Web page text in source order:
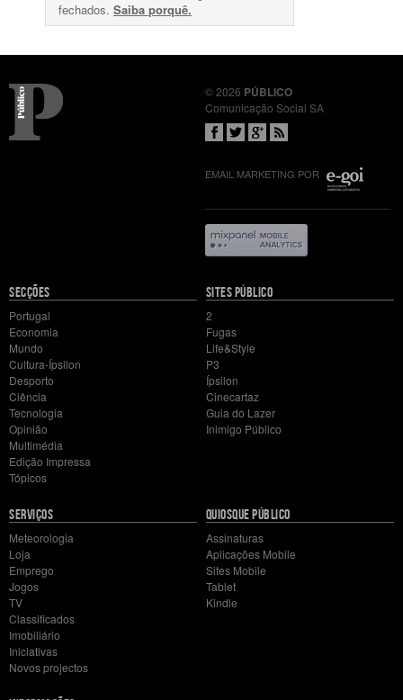
fechados.Saiba porquê.
© 2026 PÚBLICO
Comunicação Social SA
EMAIL MARKETING POR
Mapa
do
site
SECÇÕES
Portugal
Economia
Mundo
Cultura-Ípsilon
Desporto
Ciência
Tecnologia
Opinião
Multimédia
Edição Impressa
Tópicos
SITES PÚBLICO
2
Fugas
Life&Style
P3
Ípsilon
Cinecartaz
Guia do Lazer
Inimigo Público
SERVIÇOS
Meteorologia
Loja
Emprego
Jogos
TV
Classificados
Imobiliário
Iniciativas
Novos projectos
QUIOSQUE PÚBLICO
Assinaturas
Aplicações Mobile
Sites Mobile
Tablet
Kindle